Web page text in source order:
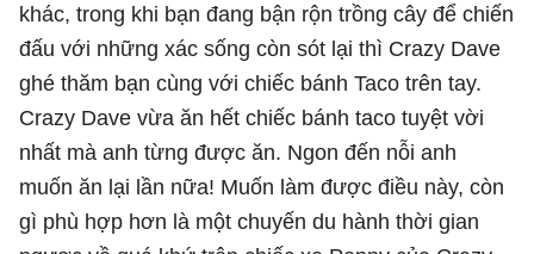
khác, trong khi bạn đang bận rộn trồng cây để chiến
đấu với những xác sống còn sót lại thì Crazy Dave
ghé thăm bạn cùng với chiếc bánh Taco trên tay.
Crazy Dave vừa ăn hết chiếc bánh taco tuyệt vời
nhất mà anh từng được ăn. Ngon đến nỗi anh
muốn ăn lại lần nữa! Muốn làm được điều này, còn
gì phù hợp hơn là một chuyến du hành thời gian